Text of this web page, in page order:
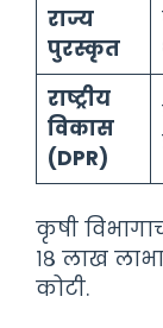
राज्य
पुरस्कृत
राष्ट्रीय
विकास
(DPR)
कृषी
१८ लाख
कोटी.